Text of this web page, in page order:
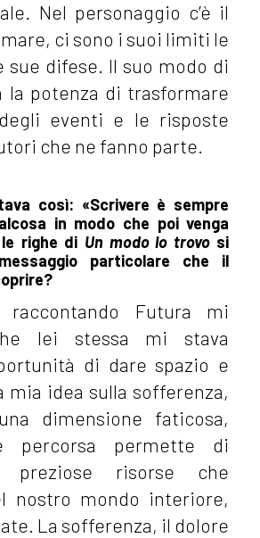
Nel personaggio c’è il
ci sono i suoi limiti le
sue difese. Il suo modo di
la potenza di trasformare
degli eventi e le risposte
che ne fanno parte.
così: «Scrivere è sempre
in modo che poi venga
righe di Un modo lo trovosi
particolare che il
raccontando Futura mi
lei stessa mi stava
di dare spazio e
mia idea sulla sofferenza,
dimensione faticosa,
percorsa permette di
preziose risorse che
nostro mondo interiore,
La sofferenza, il dolore